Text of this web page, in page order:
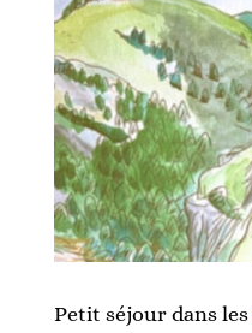
Petit séjour dans les